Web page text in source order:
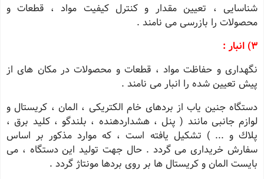
شناسایی ، تعیین مقدار و كنترل كیفیت مواد ، قطعات و
محصولات را بازرسی می نامند .
3) انبار :
نگهداری و حفاظت مواد ، قطعات و محصولات در مكان های از
پیش تعیین شده را انبار می نامند .
دستگاه جنین یاب از بردهای خام الكتریكی ، المان ، كریستال و
لوازم جانبی مانند ( پنل ، هشداردهنده ، بلندگو ، كلید برق ،
پلاك و ... ) تشكیل یافته است ، كه موارد مذكور بر اساس
سفارش خریداری می گردد . حال جهت تولید این دستگاه ، می
بایست المان و كریستال ها بر روی بردها مونتاژ گردد .